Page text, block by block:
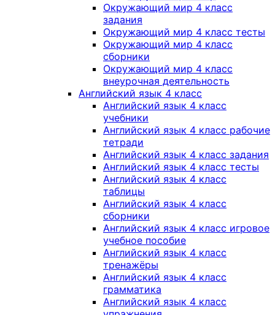
Окружающий мир 4 класс
задания
Окружающий мир 4 класс тесты
Окружающий мир 4 класс
сборники
Окружающий мир 4 класс
внеурочная деятельность
Английский язык 4 класс
Английский язык 4 класс
учебники
Английский язык 4 класс рабочие
тетради
Английский язык 4 класс задания
Английский язык 4 класс тесты
Английский язык 4 класс
таблицы
Английский язык 4 класс
сборники
Английский язык 4 класс игровое
учебное пособие
Английский язык 4 класс
тренажёры
Английский язык 4 класс
грамматика
Английский язык 4 класс